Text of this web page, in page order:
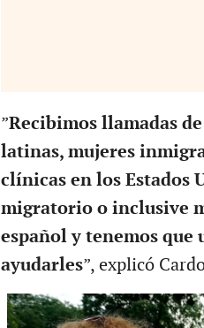
”Recibimos llamadas
latinas, mujeres
clínicas en los Estados
migratorio o inclusive
español y tenemos
ayudarles”, explicó